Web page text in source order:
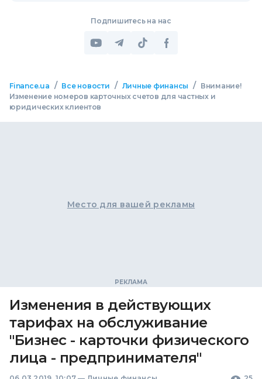
Подпишитесь на нас
Finance.ua / Все новости / Личные финансы /
Внимание!
Изменение номеров карточных счетов для частных и
юридических клиентов
Место для вашей рекламы
Изменения в действующих
тарифах на обслуживание
"Бизнес - карточки физического
лица - предпринимателя"